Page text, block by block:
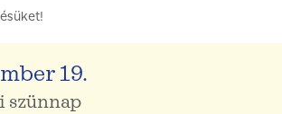
19.
szünnap